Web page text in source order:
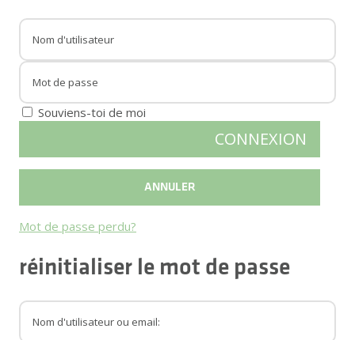
Souviens-toi de moi
Mot de passe perdu?
réinitialiser le mot de passe